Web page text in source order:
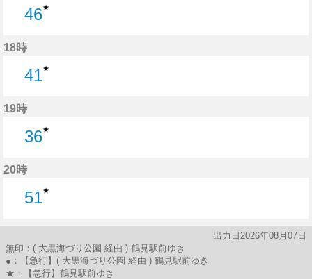
46★
18時
41★
19時
36★
20時
51★
出力日2026年08月07日
無印：( 大黒海づり公園 経由 ) 鶴見駅前ゆき
●：【急行】( 大黒海づり公園 経由 ) 鶴見駅前ゆき
★：【急行】鶴見駅前ゆき